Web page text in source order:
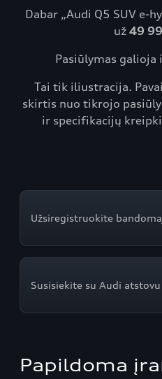
Dabar „Audi Q5 SUV e-
už 49
Pasiūlymas
Tai tik iliustracija.
skirtis nuo tikrojo
ir specifikacijų
Užsiregistruokite
Susisiekite su Audi atstovu
Papildoma